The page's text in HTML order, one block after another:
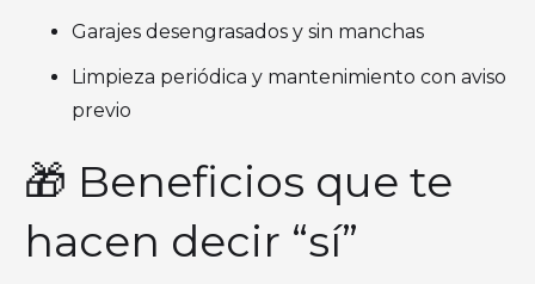
Garajes desengrasados y sin manchas
Limpieza periódica y mantenimiento con aviso
previo
🎁 Beneficios que te
hacen decir “sí”